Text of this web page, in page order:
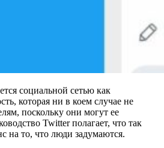
социальной сетью как
которая ни в коем случае не
поскольку они могут ее
Twitter полагает, что так
на то, что люди задумаются.